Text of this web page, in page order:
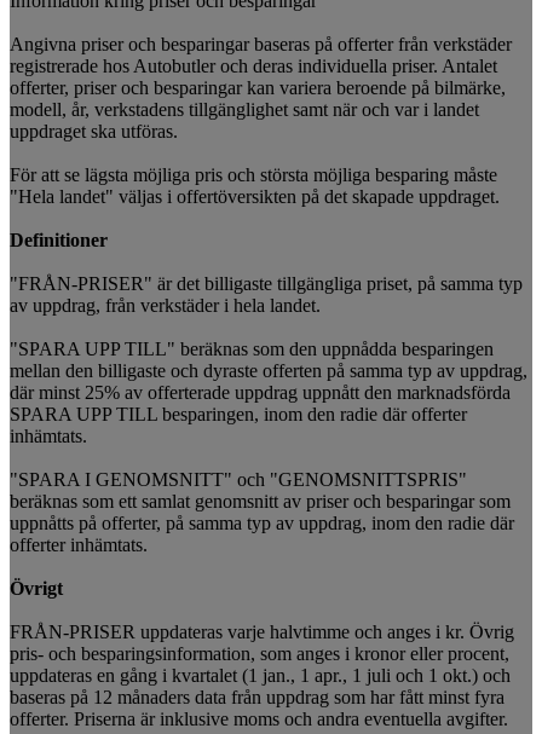
Angivna priser och besparingar baseras på offerter från verkstäder
registrerade hos Autobutler och deras individuella priser. Antalet
offerter, priser och besparingar kan variera beroende på bilmärke,
modell, år, verkstadens tillgänglighet samt när och var i landet
uppdraget ska utföras.
För att se lägsta möjliga pris och största möjliga besparing måste
"Hela landet" väljas i offertöversikten på det skapade uppdraget.
Definitioner
"FRÅN-PRISER" är det billigaste tillgängliga priset, på samma typ
av uppdrag, från verkstäder i hela landet.
"SPARA UPP TILL" beräknas som den uppnådda besparingen
mellan den billigaste och dyraste offerten på samma typ av uppdrag,
där minst 25% av offerterade uppdrag uppnått den marknadsförda
SPARA UPP TILL besparingen, inom den radie där offerter
inhämtats.
"SPARA I GENOMSNITT" och "GENOMSNITTSPRIS"
beräknas som ett samlat genomsnitt av priser och besparingar som
uppnåtts på offerter, på samma typ av uppdrag, inom den radie där
offerter inhämtats.
Övrigt
FRÅN-PRISER uppdateras varje halvtimme och anges i kr. Övrig
pris- och besparingsinformation, som anges i kronor eller procent,
uppdateras en gång i kvartalet (1 jan., 1 apr., 1 juli och 1 okt.) och
baseras på 12 månaders data från uppdrag som har fått minst fyra
offerter. Priserna är inklusive moms och andra eventuella avgifter.